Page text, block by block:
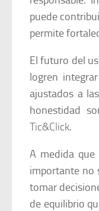
puede
permite
El futuro del
logren
ajustados a
honestidad
Tic&Click.
A medida que
importante no
tomar
de equilibrio